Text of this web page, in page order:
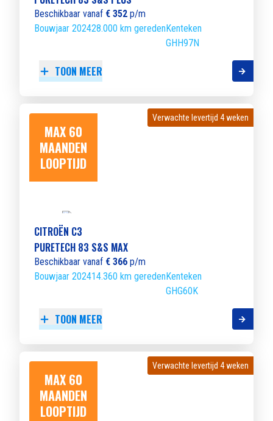
Beschikbaar vanaf € 352 p/m
Bouwjaar 202428.000 km geredenKenteken
GHH97N
TOON MEER
MAX 60
MAANDEN
LOOPTIJD
Verwachte levertijd 4 weken
Verwachte levertijd 4 weken
CITROËN C3
PURETECH 83 S&S MAX
Beschikbaar vanaf € 366 p/m
Bouwjaar 202414.360 km geredenKenteken
GHG60K
TOON MEER
MAX 60
MAANDEN
LOOPTIJD
Verwachte levertijd 4 weken
Verwachte levertijd 4 weken